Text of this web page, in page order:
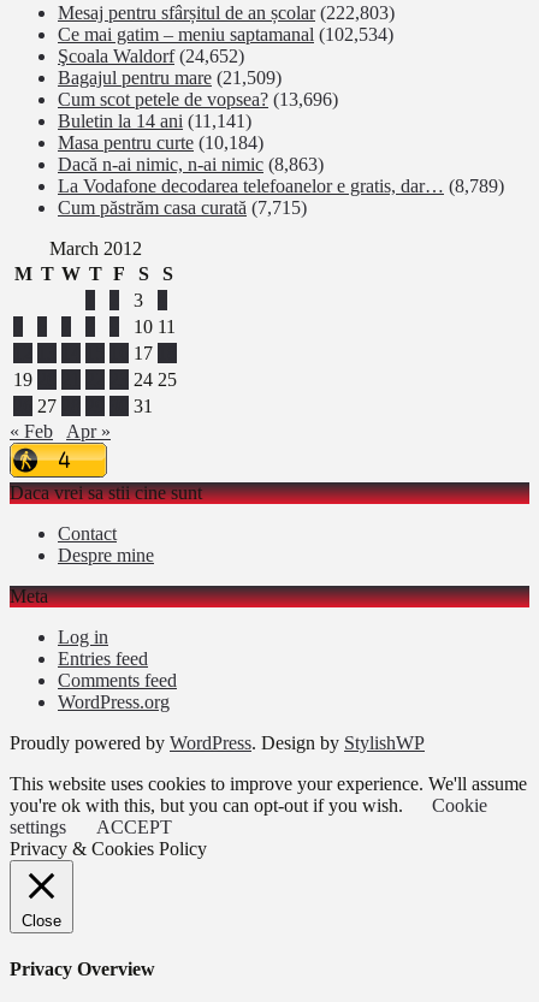
Mesaj pentru sfârșitul de an școlar (222,803)
Ce mai gatim – meniu saptamanal (102,534)
Şcoala Waldorf (24,652)
Bagajul pentru mare (21,509)
Cum scot petele de vopsea? (13,696)
Buletin la 14 ani (11,141)
Masa pentru curte (10,184)
Dacă n-ai nimic, n-ai nimic (8,863)
La Vodafone decodarea telefoanelor e gratis, dar… (8,789)
Cum păstrăm casa curată (7,715)
March 2012
M T W T F S
S
3
10 11
17
19
24 25
27
31
« Feb
Apr »
Daca vrei sa stii cine sunt
Contact
Despre mine
Meta
Log in
Entries feed
Comments feed
WordPress.org
Proudly powered by WordPress. Design by StylishWP
This website uses cookies to improve your experience. We'll assume
you're ok with this, but you can opt-out if you wish.
Cookie
settings
ACCEPT
Privacy & Cookies Policy
Close
Privacy Overview